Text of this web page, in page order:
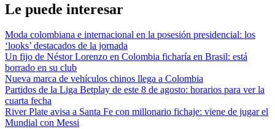
Le puede interesar
Moda colombiana e internacional en la posesión presidencial: los
‘looks’ destacados de la jornada
Un fijo de Néstor Lorenzo en Colombia ficharía en Brasil: está
borrado en su club
Nueva marca de vehículos chinos llega a Colombia
Partidos de la Liga Betplay de este 8 de agosto: horarios para ver la
cuarta fecha
River Plate avisa a Santa Fe con millonario fichaje: viene de jugar el
Mundial con Messi